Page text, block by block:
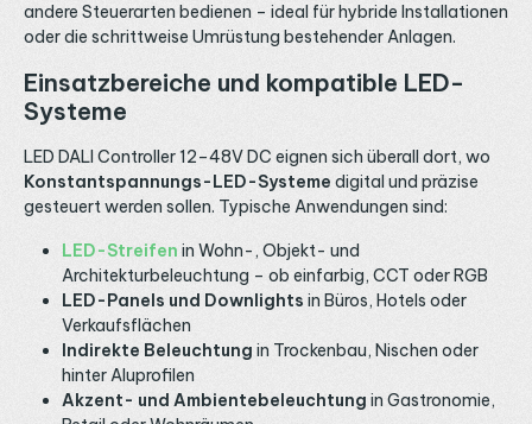
andere Steuerarten bedienen – ideal für hybride Installationen
oder die schrittweise Umrüstung bestehender Anlagen.
Einsatzbereiche und kompatible LED-
Systeme
LED DALI Controller 12–48V DC eignen sich überall dort, wo
Konstantspannungs-LED-Systeme digital und präzise
gesteuert werden sollen. Typische Anwendungen sind:
LED-Streifen in Wohn-, Objekt- und
Architekturbeleuchtung – ob einfarbig, CCT oder RGB
LED-Panels und Downlights in Büros, Hotels oder
Verkaufsflächen
Indirekte Beleuchtung in Trockenbau, Nischen oder
hinter Aluprofilen
Akzent- und Ambientebeleuchtung in Gastronomie,